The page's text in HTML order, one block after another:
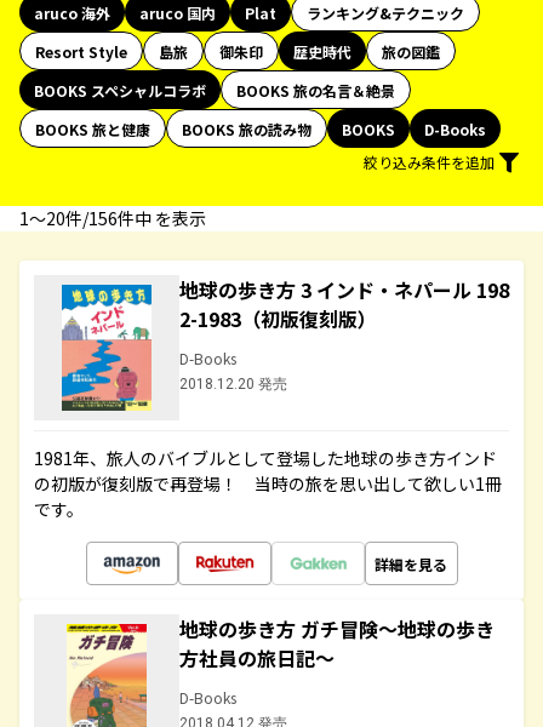
aruco 海外
aruco 国内 Plat
ランキング&テクニック
Resort Style
島旅 御朱印 歴史時代
旅の図鑑
BOOKS スペシャルコラボ
BOOKS 旅の名言＆絶景
BOOKS 旅と健康
BOOKS 旅の読み物 BOOKS
D-Books
絞り込み条件を追加
1〜20件/156件中 を表示
地球の歩き方 3 インド・ネパール 198
2-1983（初版復刻版）
D-Books
2018.12.20 発売
1981年、旅人のバイブルとして登場した地球の歩き方インド
の初版が復刻版で再登場！ 当時の旅を思い出して欲しい1冊
です。
詳細を見る
地球の歩き方 ガチ冒険～地球の歩き
方社員の旅日記～
D-Books
2018.04.12 発売